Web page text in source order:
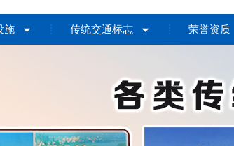
施 传统交通标志 荣誉资质